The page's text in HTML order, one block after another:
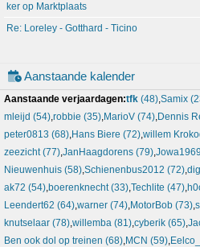
ker op Marktplaats
Re: Loreley - Gotthard - Ticino
Aanstaande kalender
Aanstaande verjaardagen:tfk (48),Samix
mleijd (54),robbie (35),MarioV (74),Dennis
peter0813 (68),Hans Biere (72),willem
zeezicht (77),JanHaagdorens (79),Jowa1969
Nieuwenhuis (58),Schienenbus2012 (72),
ak72 (54),boerenknecht (33),Techlite (47),
Leendert62 (64),warner (74),MotorBob (73),
knutselaar (78),willemba (81),cyberik (65),
Ben ook dol op treinen (68),MCN (59),